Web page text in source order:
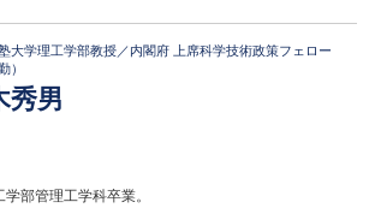
大学理工学部教授／内閣府 上席科学技術政策フェロー
）
秀男
部管理工学科卒業。